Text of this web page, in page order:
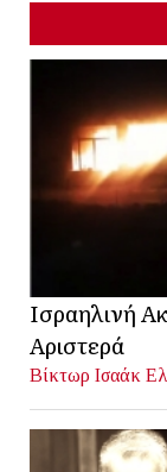
Ισραηλινή
Αριστερά
Βίκτωρ Ισαάκ